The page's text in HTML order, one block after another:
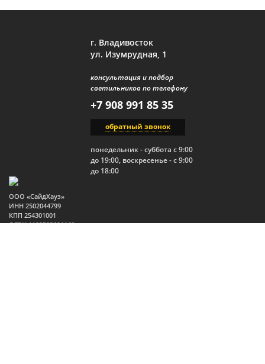
г. Владивосток
ул. Изумрудная, 1
консультация и подбор
светильников по телефону
+7 908 991 85 35
обратный звонок
понедельник - суббота с 9:00
до 19:00, воскресенье - с 9:00
до 18:00
ООО «СайдХауз»
ИНН 2502044799
КПП 254301001
ОГРН 1122502001160